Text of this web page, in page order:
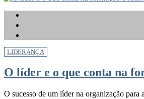
LIDERANÇA
O líder e o que conta na
O sucesso de um líder na organização para